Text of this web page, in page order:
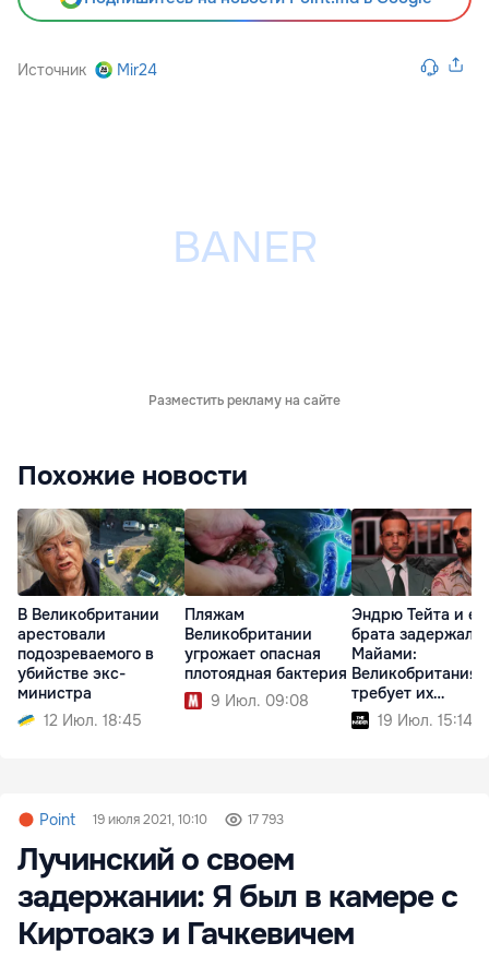
Источник Mir24
Разместить рекламу на сайте
Похожие новости
В Великобритании
арестовали
подозреваемого в
убийстве экс-
министра
12 Июл. 18:45
Пляжам
Великобритании
угрожает опасная
плотоядная бактерия
9 Июл. 09:08
Эндрю Тейта и
брата задержали
Майами:
Великобритания
требует их
экстрадиции
19 Июл. 15:14
Point 19 июля 2021, 10:10 17 793
Лучинский о своем
задержании: Я был в камере с
Киртоакэ и Гачкевичем